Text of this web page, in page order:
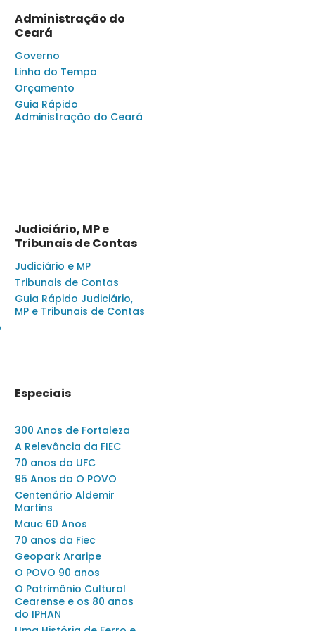
Administração do
Ceará
Governo
Linha do Tempo
Orçamento
Guia Rápido
Administração do Ceará
Judiciário, MP e
Tribunais de Contas
Judiciário e MP
Tribunais de Contas
Guia Rápido Judiciário,
MP e Tribunais de Contas
Especiais
300 Anos de Fortaleza
A Relevância da FIEC
70 anos da UFC
95 Anos do O POVO
Centenário Aldemir
Martins
Mauc 60 Anos
70 anos da Fiec
Geopark Araripe
O POVO 90 anos
O Patrimônio Cultural
Cearense e os 80 anos
do IPHAN